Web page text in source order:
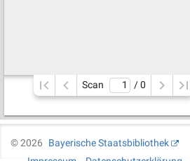
Scan / 0
©2026
Bayerische Staatsbibliothek